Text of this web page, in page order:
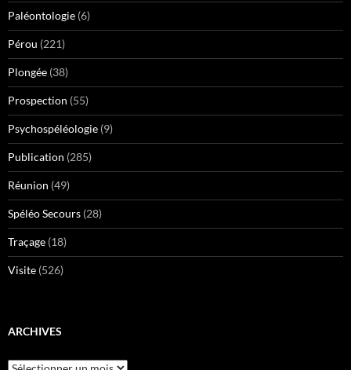
Paléontologie (6)
Pérou (221)
Plongée (38)
Prospection (55)
Psychospéléologie (9)
Publication (285)
Réunion (49)
Spéléo Secours (28)
Traçage (18)
Visite (526)
ARCHIVES
Archives